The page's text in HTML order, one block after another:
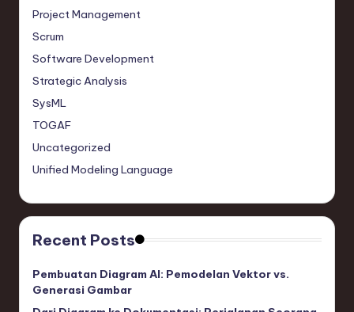
Project Management
Scrum
Software Development
Strategic Analysis
SysML
TOGAF
Uncategorized
Unified Modeling Language
Recent Posts
Pembuatan Diagram AI: Pemodelan Vektor vs.
Generasi Gambar